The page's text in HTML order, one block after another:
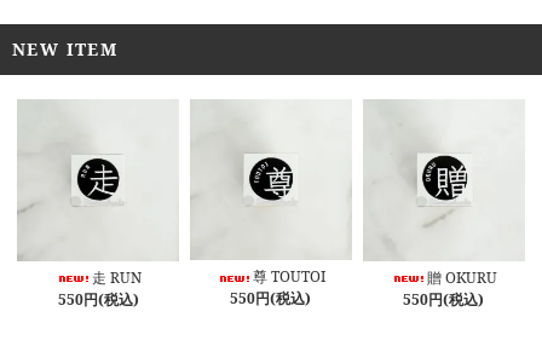
NEW ITEM
走 RUN
550円(税込)
尊 TOUTOI
550円(税込)
贈 OKURU
550円(税込)